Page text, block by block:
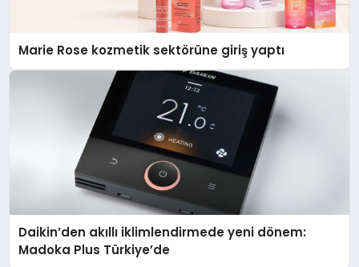
Marie Rose kozmetik sektörüne giriş yaptı
Daikin’den akıllı iklimlendirmede yeni dönem:
Madoka Plus Türkiye’de